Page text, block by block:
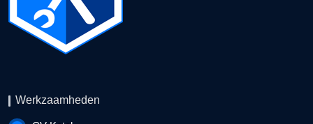
Werkzaamheden